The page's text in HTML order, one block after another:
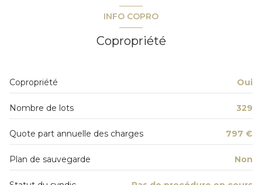
INFO COPRO
Copropriété
Copropriété Oui
Nombre de lots 329
Quote part annuelle des charges 797 €
Plan de sauvegarde Non